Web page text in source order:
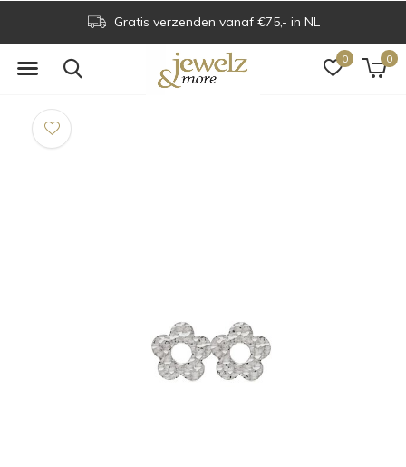
0 0
Gratis verzenden vanaf €75,- in NL